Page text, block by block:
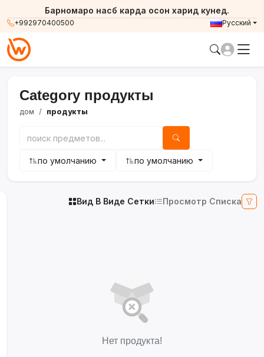
+992970400500
Барномаро насб карда осон харид кунед.
Русский
Category продукты
дом продукты
по умолчанию по умолчанию
Вид В Виде Сетки Просмотр Списка
Нет продукта!